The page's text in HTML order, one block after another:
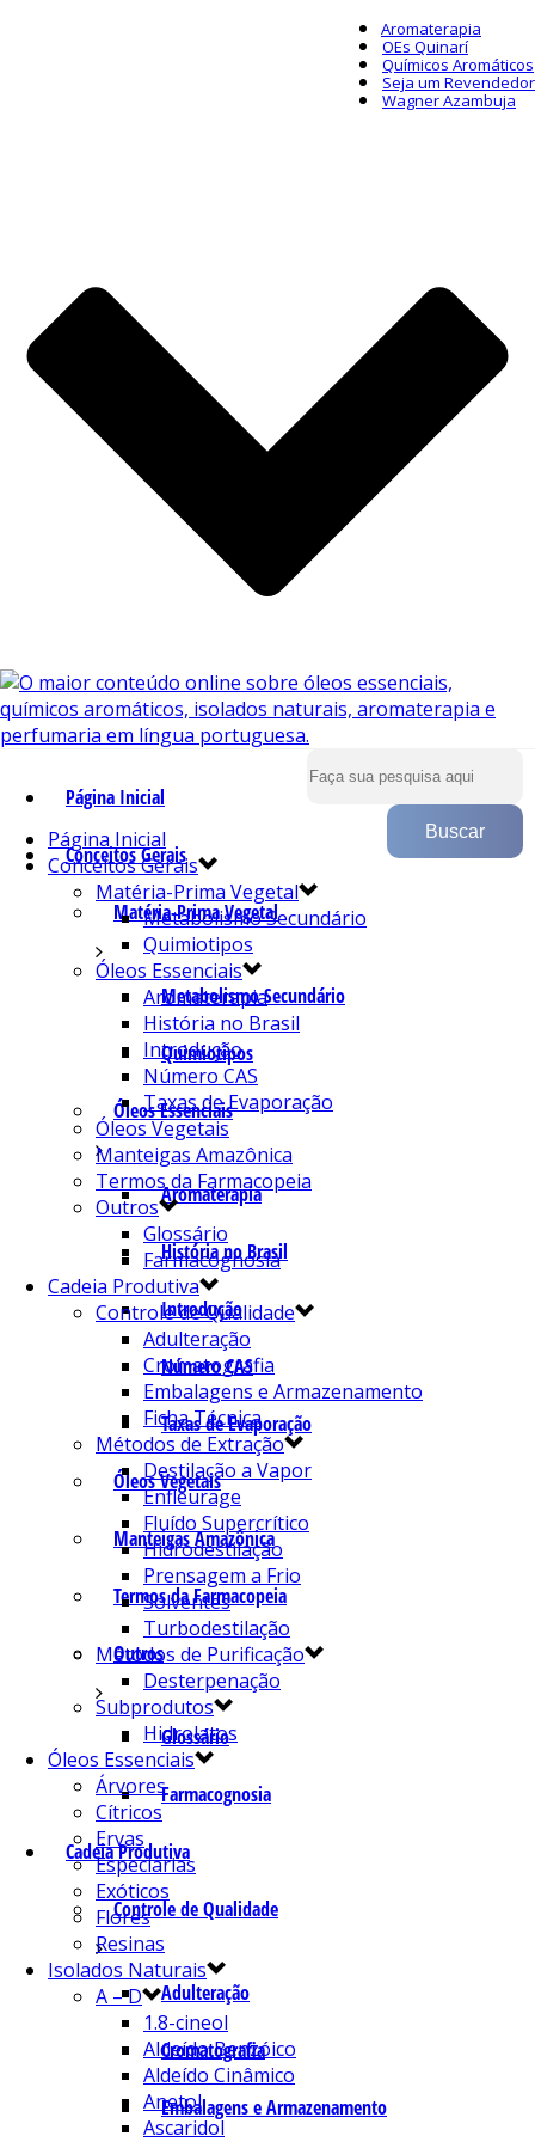
Aromaterapia
OEs Quinarí
Químicos Aromáticos
Seja um Revendedor
Wagner Azambuja
Página Inicial
Conceitos Gerais
Matéria-Prima Vegetal
Metabolismo Secundário
Quimiotipos
Óleos Essenciais
Aromaterapia
História no Brasil
Introdução
Número CAS
Taxas de Evaporação
Óleos Vegetais
Manteigas Amazônica
Termos da Farmacopeia
Outros
Glossário
Farmacognosia
Cadeia Produtiva
Controle de Qualidade
Adulteração
Cromatografia
Embalagens e Armazenamento
Página Inicial
Conceitos Gerais
Matéria-Prima Vegetal
Metabolismo Secundário
Quimiotipos
Óleos Essenciais
Aromaterapia
História no Brasil
Introdução
Número CAS
Taxas de Evaporação
Óleos Vegetais
Manteigas Amazônica
Termos da Farmacopeia
Outros
Glossário
Farmacognosia
Cadeia Produtiva
Controle de Qualidade
Adulteração
Cromatografia
Embalagens e Armazenamento
Ficha Técnica
Métodos de Extração
Destilação a Vapor
Enfleurage
Fluído Supercrítico
Hidrodestilação
Prensagem a Frio
Solventes
Turbodestilação
Métodos de Purificação
Desterpenação
Subprodutos
Hidrolatos
Óleos Essenciais
Árvores
Cítricos
Ervas
Especiarias
Exóticos
Flores
Resinas
Isolados Naturais
A – D
1.8-cineol
Aldeído Benzóico
Aldeído Cinâmico
Anetol
Ascaridol